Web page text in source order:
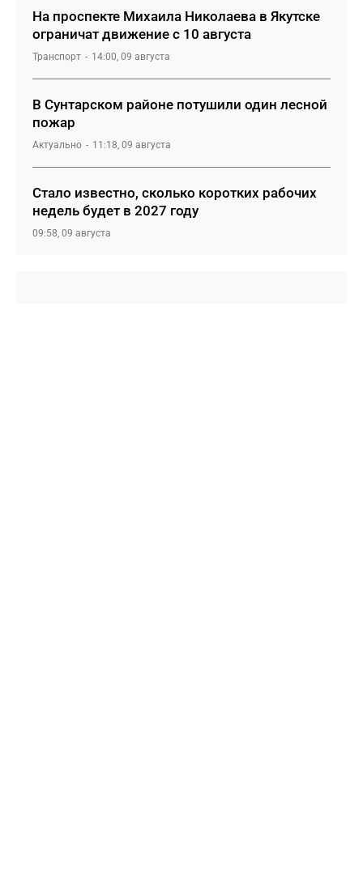
На проспекте Михаила Николаева в Якутске
ограничат движение с 10 августа
Транспорт 14:00, 09 августа
В Сунтарском районе потушили один лесной
пожар
Актуально 11:18, 09 августа
Стало известно, сколько коротких рабочих
недель будет в 2027 году
09:58, 09 августа